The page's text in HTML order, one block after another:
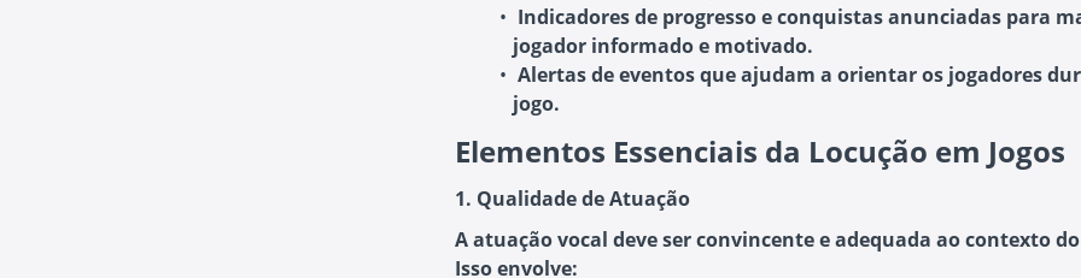
Indicadores de progressoe conquistas anunciadas para
jogador informado e motivado.
Alertas de eventosque ajudam a orientar os jogadores
jogo.
Elementos Essenciais da Locução em Jogos
1. Qualidade de Atuação
A atuação vocal deve ser convincente e adequada ao contexto
Isso envolve: